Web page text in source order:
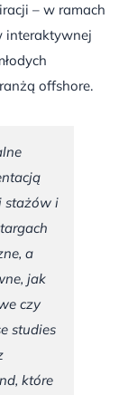
– w ramach
interaktywnej
offshore.
stażów i
a
jak
czy
studies
które